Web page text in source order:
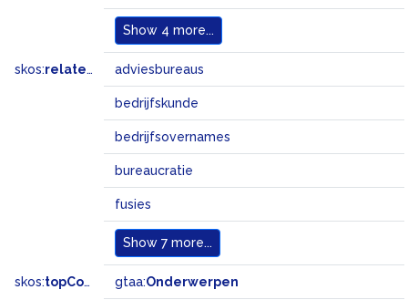
Show 4 more...
skos:related adviesbureaus
bedrijfskunde
bedrijfsovernames
bureaucratie
fusies
Show 7 more...
skos:topConceptOf gtaa:Onderwerpen